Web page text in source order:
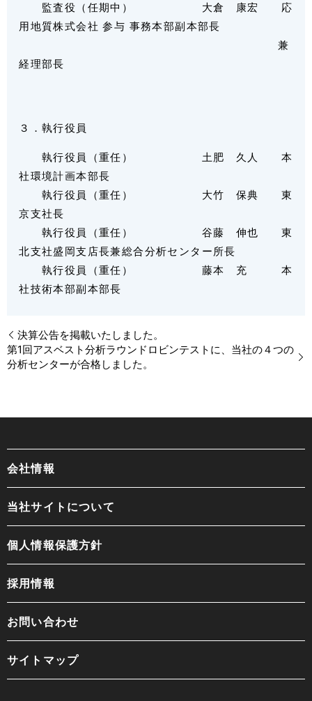
監査役（任期中） 大倉 康宏 応
用地質株式会社 参与 事務本部副本部長
兼
経理部長
３．執行役員
執行役員（重任） 土肥 久人 本
社環境計画本部長
執行役員（重任） 大竹 保典 東
京支社長
執行役員（重任） 谷藤 伸也 東
北支社盛岡支店長兼総合分析センター所長
執行役員（重任） 藤本 充 本
社技術本部副本部長
決算公告を掲載いたしました。
第1回アスベスト分析ラウンドロビンテストに、当社の４つの
分析センターが合格しました。
会社情報
当社サイトについて
個人情報保護方針
採用情報
お問い合わせ
サイトマップ